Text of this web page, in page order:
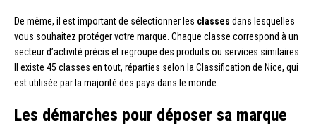
De même, il est important de sélectionner les classes dans lesquelles
vous souhaitez protéger votre marque. Chaque classe correspond à un
secteur d’activité précis et regroupe des produits ou services similaires.
Il existe 45 classes en tout, réparties selon la Classification de Nice, qui
est utilisée par la majorité des pays dans le monde.
Les démarches pour déposer sa marque